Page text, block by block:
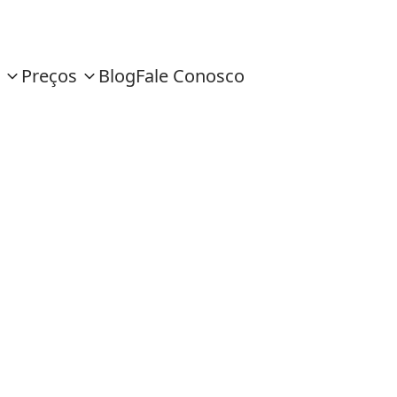
Preços BlogFale Conosco